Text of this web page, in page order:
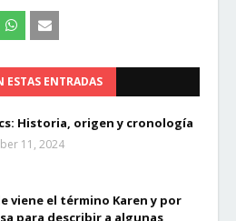
ESTAS ENTRADAS
Historia, origen y cronología
11, 2024
viene el término Karen y por
para describir a algunas